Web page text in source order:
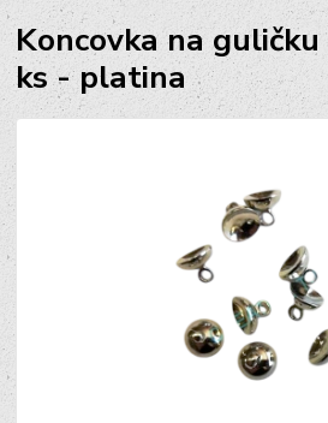
Koncovka na
ks - platina